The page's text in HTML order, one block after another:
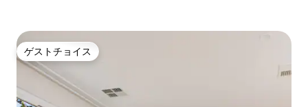
トランやショッピングでも有名です。 グ
レネルグの路面電車でアデレードCBDに
直接行けます。 また、グレネルグから多
くの日帰り旅行を手配することもできま
ゲストチョイス
ゲストチョイス